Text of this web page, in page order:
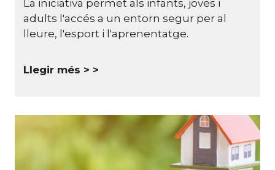
La iniciativa permet als infants, joves i
adults l'accés a un entorn segur per al
lleure, l'esport i l'aprenentatge.
Llegir més >